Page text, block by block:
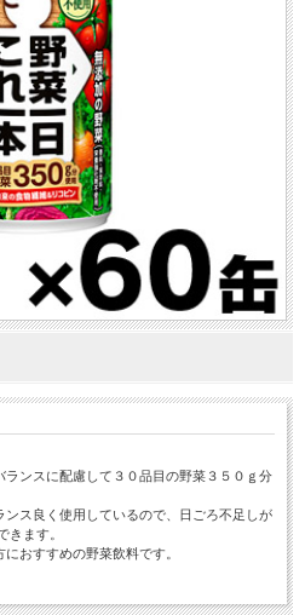
ランスに配慮して３０品目の野菜３５０ｇ分
ス良く使用しているので、日ごろ不足しが
きます。
おすすめの野菜飲料です。